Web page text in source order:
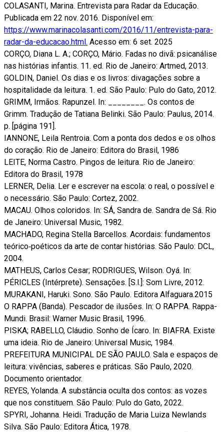
COLASANTI, Marina. Entrevista para Radar da Educação.
Publicada em 22 nov. 2016. Disponível em:
https://www.marinacolasanti.com/2016/11/entrevista-para-
radar-da-educacao.html. Acesso em: 6 set. 2025
CORÇO, Diana L. A.; CORÇO, Mário. Fadas no divã: psicanálise
nas histórias infantis. 11. ed. Rio de Janeiro: Artmed, 2013.
GOLDIN, Daniel. Os dias e os livros: divagações sobre a
hospitalidade da leitura. 1. ed. São Paulo: Pulo do Gato, 2012.
GRIMM, Irmãos. Rapunzel. In: ________. Os contos de
Grimm. Tradução de Tatiana Belinki. São Paulo: Paulus, 2014.
p. [página 191].
IANNONE, Leila Rentroia. Com a ponta dos dedos e os olhos
do coração. Rio de Janeiro: Editora do Brasil, 1986
LEITE, Norma Castro. Pingos de leitura. Rio de Janeiro:
Editora do Brasil, 1978
LERNER, Delia. Ler e escrever na escola: o real, o possível e
o necessário. São Paulo: Cortez, 2002.
MACAU. Olhos coloridos. In: SÁ, Sandra de. Sandra de Sá. Rio
de Janeiro: Universal Music, 1982.
MACHADO, Regina Stella Barcellos. Acordais: fundamentos
teórico‑poéticos da arte de contar histórias. São Paulo: DCL,
2004.
MATHEUS, Carlos Cesar; RODRIGUES, Wilson. Oyá. In:
PÉRICLES (Intérprete). Sensações. [S.l.]: Som Livre, 2012.
MURAKANI, Haruki. Sono. São Paulo. Editora Alfaguara.2015
O RAPPA (Banda). Pescador de ilusões. In: O RAPPA. Rappa-
Mundi. Brasil: Warner Music Brasil, 1996.
PISKA; RABELLO, Cláudio. Sonho de Ícaro. In: BIAFRA. Existe
uma ideia. Rio de Janeiro: Universal Music, 1984.
PREFEITURA MUNICIPAL DE SÃO PAULO. Sala e espaços de
leitura: vivências, saberes e práticas. São Paulo, 2020.
Documento orientador.
REYES, Yolanda. A substância oculta dos contos: as vozes
que nos constituem. São Paulo: Pulo do Gato, 2022.
SPYRI, Johanna. Heidi. Tradução de Maria Luiza Newlands
Silva. São Paulo: Editora Ática, 1978.